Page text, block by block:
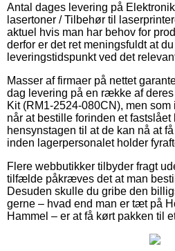
Antal dages levering på
lasertoner / Tilbehør til
aktuel hvis man har behov for
derfor er det ret meningsfuldt at
leveringstidspunkt ved det
Masser af firmaer på nettet
dag levering på en række af
Kit (RM1-2524-080CN), men
når at bestille forinden et
hensynstagen til at de kan nå at
inden lagerpersonalet holder
Flere webbutikker tilbyder fragt
tilfælde påkræves det at man
Desuden skulle du gribe den
gerne – hvad end man er tæt på
Hammel – er at få kørt pakken til